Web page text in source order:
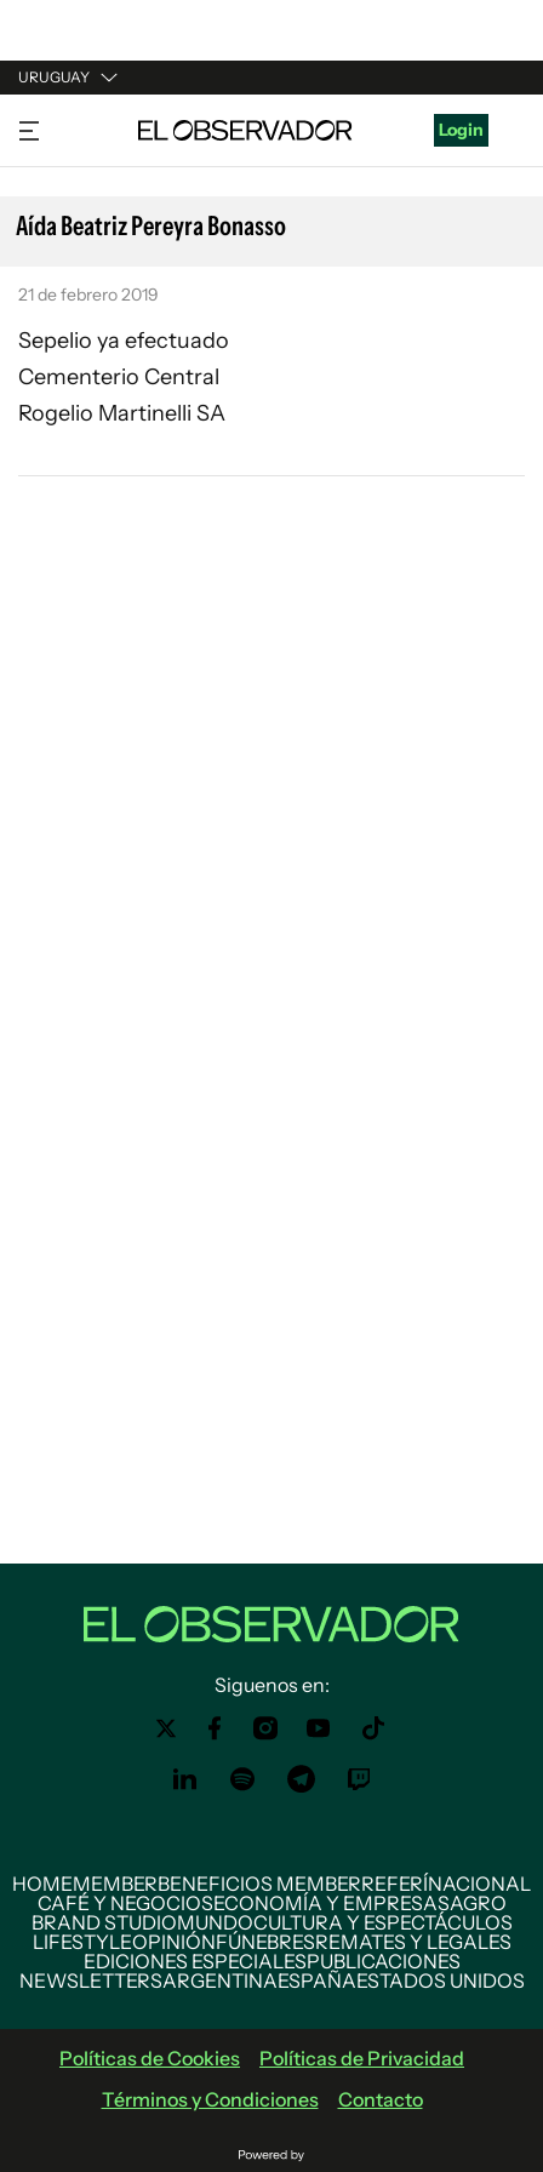
URUGUAY
URUGUAY
ARGENTINA
ESPAÑA
Login
Aída Beatriz Pereyra Bonasso
21 de febrero 2019
Sepelio ya efectuado
Cementerio Central
Rogelio Martinelli SA
Siguenos en:
HOMEMEMBERBENEFICIOS MEMBERREFERÍNACIONAL
CAFÉ Y NEGOCIOSECONOMÍA Y EMPRESASAGRO
BRAND STUDIOMUNDOCULTURA Y ESPECTÁCULOS
LIFESTYLEOPINIÓNFÚNEBRESREMATES Y LEGALES
EDICIONES ESPECIALESPUBLICACIONES
NEWSLETTERSARGENTINAESPAÑAESTADOS UNIDOS
Políticas de Cookies
Políticas de Privacidad
Términos y Condiciones
Contacto